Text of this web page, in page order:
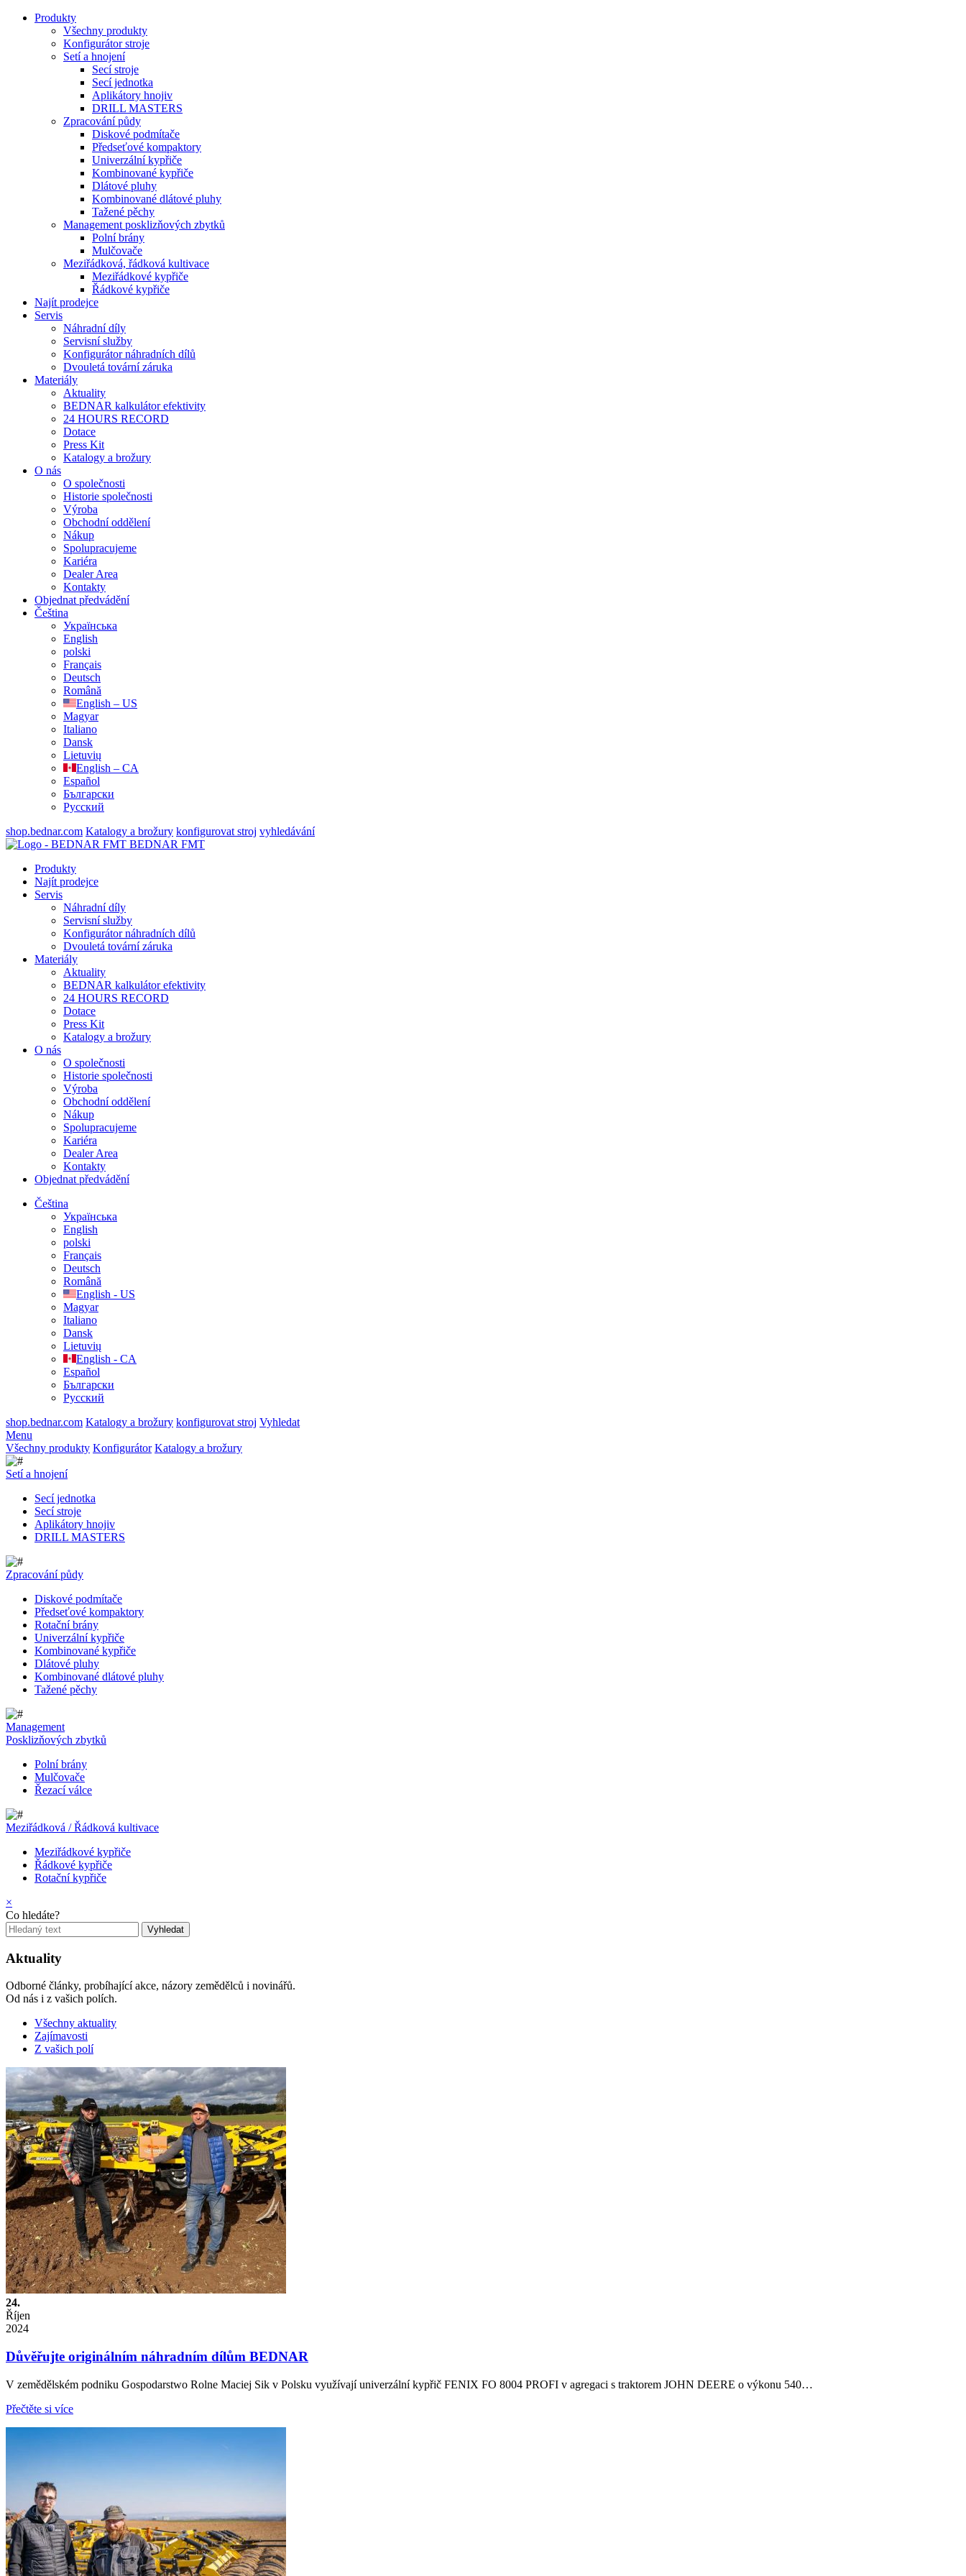
Produkty
Všechny produkty
Konfigurátor stroje
Setí a hnojení
Secí stroje
Secí jednotka
Aplikátory hnojiv
DRILL MASTERS
Zpracování půdy
Diskové podmítače
Předseťové kompaktory
Univerzální kypřiče
Kombinované kypřiče
Dlátové pluhy
Kombinované dlátové pluhy
Tažené pěchy
Management posklizňových zbytků
Polní brány
Mulčovače
Meziřádková, řádková kultivace
Meziřádkové kypřiče
Řádkové kypřiče
Najít prodejce
Servis
Náhradní díly
Servisní služby
Konfigurátor náhradních dílů
Dvouletá tovární záruka
Materiály
Aktuality
BEDNAR kalkulátor efektivity
24 HOURS RECORD
Dotace
Press Kit
Katalogy a brožury
O nás
O společnosti
Historie společnosti
Výroba
Obchodní oddělení
Nákup
Spolupracujeme
Kariéra
Dealer Area
Kontakty
Objednat předvádění
Čeština
Українська
English
polski
Français
Deutsch
Română
English – US
Magyar
Italiano
Dansk
Lietuvių
English – CA
Español
Български
Русский
shop.bednar.com Katalogy a brožury konfigurovat stroj vyhledávání
BEDNAR FMT
Produkty
Najít prodejce
Servis
Náhradní díly
Servisní služby
Konfigurátor náhradních dílů
Dvouletá tovární záruka
Materiály
Aktuality
BEDNAR kalkulátor efektivity
24 HOURS RECORD
Dotace
Press Kit
Katalogy a brožury
O nás
O společnosti
Historie společnosti
Výroba
Obchodní oddělení
Nákup
Spolupracujeme
Kariéra
Dealer Area
Kontakty
Objednat předvádění
Čeština
Українська
English
polski
Français
Deutsch
Română
English - US
Magyar
Italiano
Dansk
Lietuvių
English - CA
Español
Български
Русский
shop.bednar.com Katalogy a brožury konfigurovat stroj Vyhledat
Menu
Všechny produkty Konfigurátor Katalogy a brožury
Setí a hnojení
Secí jednotka
Secí stroje
Aplikátory hnojiv
DRILL MASTERS
Zpracování půdy
Diskové podmítače
Předseťové kompaktory
Rotační brány
Univerzální kypřiče
Kombinované kypřiče
Dlátové pluhy
Kombinované dlátové pluhy
Tažené pěchy
Management
Posklizňových zbytků
Polní brány
Mulčovače
Řezací válce
Meziřádková / Řádková kultivace
Meziřádkové kypřiče
Řádkové kypřiče
Rotační kypřiče
×
Co hledáte?
Aktuality
Odborné články, probíhající akce, názory zemědělců i novinářů.
Od nás i z vašich polích.
Všechny aktuality
Zajímavosti
Z vašich polí
24.
Říjen
2024
Důvěřujte originálním náhradním dílům BEDNAR
V zemědělském podniku Gospodarstwo Rolne Maciej Sik v Polsku využívají univerzální kypřič FENIX FO 8004 PROFI v agregaci s traktorem JOHN DEERE o výkonu 540…
Přečtěte si více